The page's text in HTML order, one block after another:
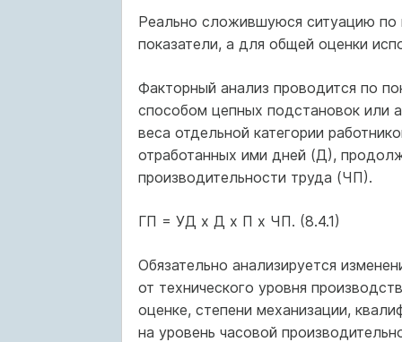
Реально сложившуюся ситуацию по
показатели, а для общей оценки
Факторный анализ проводится по
способом цепных подстановок или
веса отдельной категории
отработанных ими дней (Д),
производительности труда (ЧП).
ГП = УД х Д х П х ЧП. (8.4.1)
Обязательно анализируется
от технического уровня
оценке, степени механизации,
на уровень часовой